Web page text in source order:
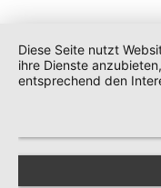
Diese Seite nutzt
ihre Dienste
entsprechend den